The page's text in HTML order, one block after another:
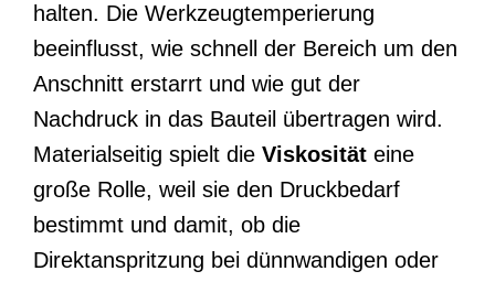
halten. Die Werkzeugtemperierung
beeinflusst, wie schnell der Bereich um den
Anschnitt erstarrt und wie gut der
Nachdruck in das Bauteil übertragen wird.
Materialseitig spielt die Viskosität eine
große Rolle, weil sie den Druckbedarf
bestimmt und damit, ob die
Direktanspritzung bei dünnwandigen oder